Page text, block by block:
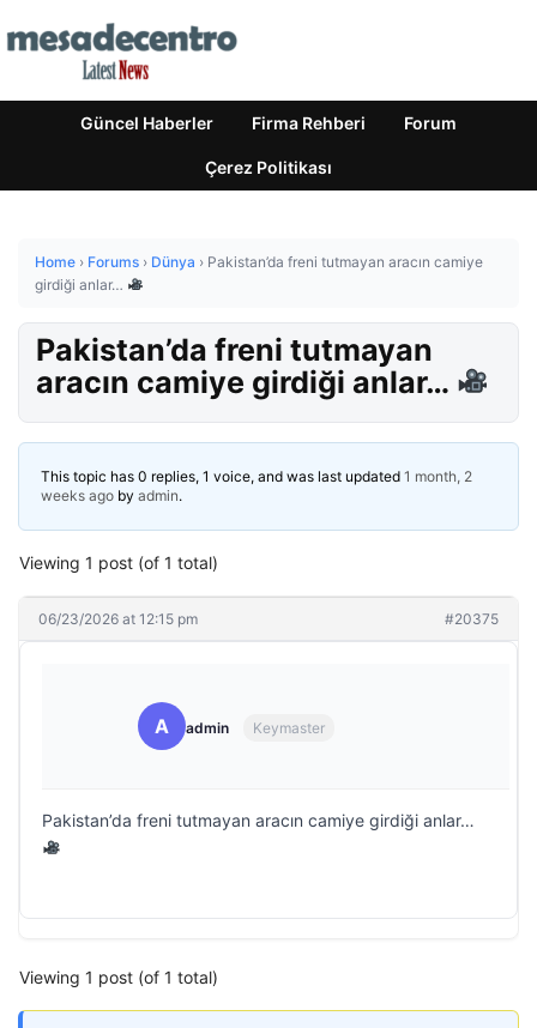
Güncel Haberler Firma Rehberi Forum
Çerez Politikası
Home › Forums › Dünya › Pakistan’da freni tutmayan aracın camiye
girdiği anlar…
Pakistan’da freni tutmayan
aracın camiye girdiği anlar…
This topic has 0 replies, 1 voice, and was last updated 1 month, 2
weeks ago by admin.
Viewing 1 post (of 1 total)
06/23/2026 at 12:15 pm #20375
A admin Keymaster
Pakistan’da freni tutmayan aracın camiye girdiği anlar…
Viewing 1 post (of 1 total)